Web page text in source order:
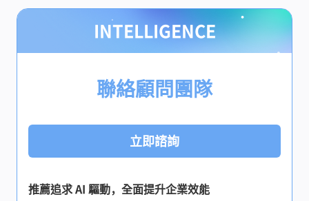
INTELLIGENCE
聯絡顧問團隊
立即諮詢
推薦追求 AI 驅動，全面提升企業效能